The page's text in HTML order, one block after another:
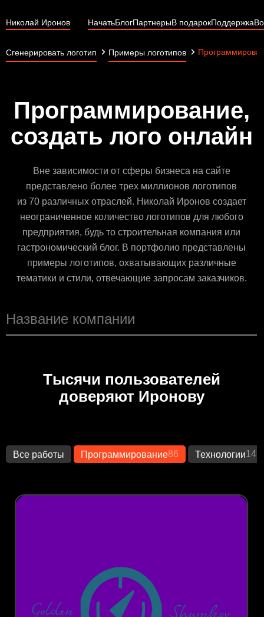
Николай Иронов НачатьБлогПартнерыВ подарокПоддержка
Сгенерировать логотип Примеры логотипов
Программирование,
создать лого онлайн
Вне зависимости от сферы бизнеса на сайте
представлено более трех миллионов логотипов
из 70 различных отраслей. Николай Иронов создает
неограниченное количество логотипов для любого
предприятия, будь то строительная компания или
гастрономический блог. В портфолио представлены
примеры логотипов, охватывающих различные
тематики и стили, отвечающие запросам заказчиков.
Тысячи пользователей
доверяют Иронову
Все работы Программирование86 Технологии